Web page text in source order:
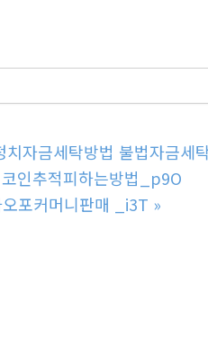
자금세탁방법 불법자금세
인추적피하는방법_p9O
포커머니판매 _i3T »